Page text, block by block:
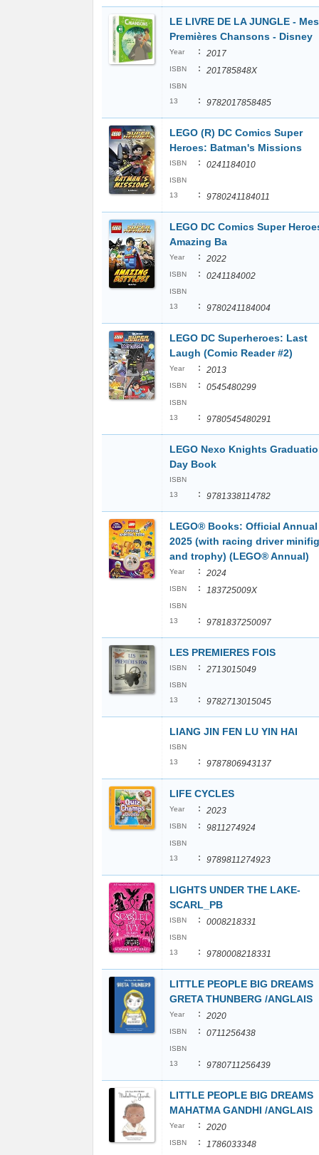
LE LIVRE DE LA JUNGLE - Mes
Premières Chansons - Disney
Year : 2017
ISBN : 201785848X
ISBN
13
: 9782017858485
LEGO (R) DC Comics Super
Heroes: Batman's Missions
ISBN : 0241184010
ISBN
13
: 9780241184011
LEGO DC Comics Super
Amazing Ba
Year : 2022
ISBN : 0241184002
ISBN
13
: 9780241184004
LEGO DC Superheroes: Last
Laugh (Comic Reader #2)
Year : 2013
ISBN : 0545480299
ISBN
13
: 9780545480291
LEGO Nexo Knights
Day Book
ISBN
13
: 9781338114782
LEGO® Books: Official Annual
2025 (with racing driver
and trophy) (LEGO® Annual)
Year : 2024
ISBN : 183725009X
ISBN
13
: 9781837250097
LES PREMIERES FOIS
ISBN : 2713015049
ISBN
13
: 9782713015045
LIANG JIN FEN LU YIN HAI
ISBN
13
: 9787806943137
LIFE CYCLES
Year : 2023
ISBN : 9811274924
ISBN
13
: 9789811274923
LIGHTS UNDER THE LAKE-
SCARL_PB
ISBN : 0008218331
ISBN
13
: 9780008218331
LITTLE PEOPLE BIG DREAMS
GRETA THUNBERG /ANGLAIS
Year : 2020
ISBN : 0711256438
ISBN
13
: 9780711256439
LITTLE PEOPLE BIG DREAMS
MAHATMA GANDHI /ANGLAIS
Year : 2020
ISBN : 1786033348